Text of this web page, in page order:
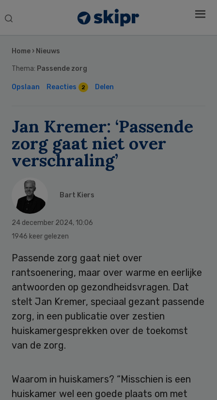
Search
Home › Nieuws
Thema: Passende zorg
Opslaan Reacties 2 Delen
Jan Kremer: ‘Passende
zorg gaat niet over
verschraling’
Bart Kiers
24 december 2024, 10:06
1946 keer gelezen
Passende zorg gaat niet over
rantsoenering, maar over warme en eerlijke
antwoorden op gezondheidsvragen. Dat
stelt Jan Kremer, speciaal gezant passende
zorg, in een publicatie over zestien
huiskamergesprekken over de toekomst
van de zorg.
Waarom in huiskamers? “Misschien is een
huiskamer wel een goede plaats om met
Sidebar